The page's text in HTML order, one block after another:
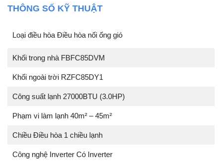
THÔNG SỐ KỸ THUẬT
Loại điều hòa Điều hòa nối ống gió
Khối trong nhà FBFC85DVM
Khối ngoài trời RZFC85DY1
Công suất lạnh 27000BTU (3.0HP)
Phạm vi làm lạnh 40m² – 45m²
Chiều Điều hòa 1 chiều lạnh
Công nghệ Inverter Có Inverter